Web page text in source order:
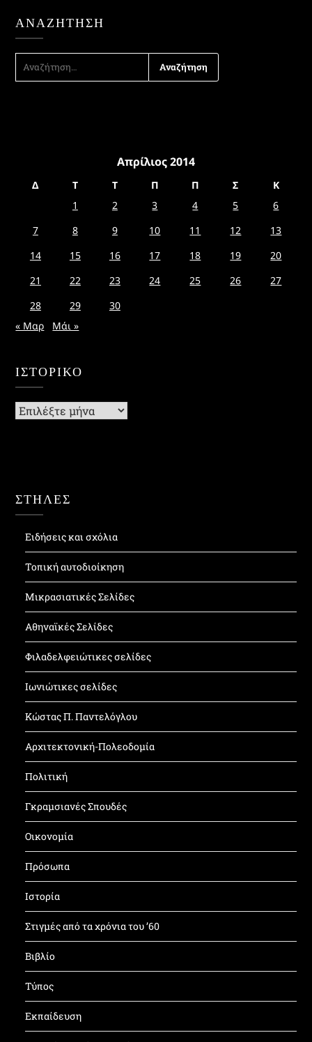
ΑΝΑΖΉΤΗΣΗ
ΑΝΑΖΉΤΗΣΗ
ΓΙΑ:
Απρίλιος 2014
Δ Τ Τ Π Π Σ
Κ
1
2 3 4 5
6
7
8 9 10 11 12
13
14
15 16 17 18 19
20
21
22 23 24 25 26
27
28
29
30
« Μαρ
Μάι »
ΙΣΤΟΡΙΚΌ
Ιστορικό
ΣΤΗΛΕΣ
Ειδήσεις και σχόλια
Τοπική αυτοδιοίκηση
Μικρασιατικές Σελίδες
Αθηναϊκές Σελίδες
Φιλαδελφειώτικες σελίδες
Ιωνιώτικες σελίδες
Κώστας Π. Παντελόγλου
Αρχιτεκτονική-Πολεοδομία
Πολιτική
Γκραμσιανές Σπουδές
Οικονομία
Πρόσωπα
Ιστορία
Στιγμές από τα χρόνια του ’60
Βιβλίο
Τύπος
Εκπαίδευση